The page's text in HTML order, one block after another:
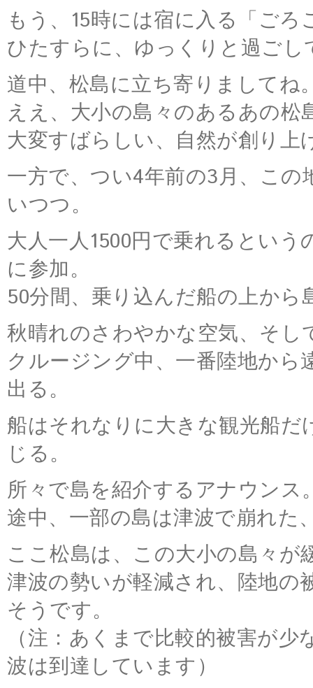
もう、15時には宿に入る「ご
ひたすらに、ゆっくりと過ご
道中、松島に立ち寄りましてね
ええ、大小の島々のあるあの松
大変すばらしい、自然が創り上
一方で、つい4年前の3月、こ
いつつ。
大人一人1500円で乗れるとい
に参加。
50分間、乗り込んだ船の上か
秋晴れのさわやかな空気、そし
クルージング中、一番陸地か
出る。
船はそれなりに大きな観光船
じる。
所々で島を紹介するアナウンス
途中、一部の島は津波で崩れた
ここ松島は、この大小の島々が
津波の勢いが軽減され、陸地
そうです。
（注：あくまで比較的被害が
波は到達しています）